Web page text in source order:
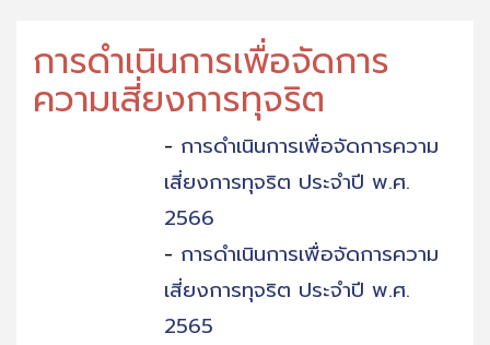
การดำเนินการเพื่อจัดการ
ความเสี่ยงการทุจริต
- การดำเนินการเพื่อจัดการความ
เสี่ยงการทุจริต ประจำปี พ.ศ.
2566
- การดำเนินการเพื่อจัดการความ
เสี่ยงการทุจริต ประจำปี พ.ศ.
2565